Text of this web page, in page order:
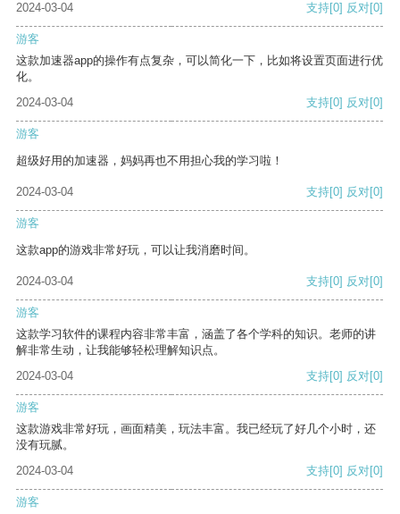
2024-03-04
支持[0] 反对[0]
游客
这款加速器app的操作有点复杂，可以简化一下，比如将设置页面进行优
化。
2024-03-04
支持[0] 反对[0]
游客
超级好用的加速器，妈妈再也不用担心我的学习啦！
2024-03-04 支持[0] 反对[0]
游客
这款app的游戏非常好玩，可以让我消磨时间。
2024-03-04 支持[0] 反对[0]
游客
这款学习软件的课程内容非常丰富，涵盖了各个学科的知识。老师的讲
解非常生动，让我能够轻松理解知识点。
2024-03-04
支持[0] 反对[0]
游客
这款游戏非常好玩，画面精美，玩法丰富。我已经玩了好几个小时，还
没有玩腻。
2024-03-04
支持[0] 反对[0]
游客